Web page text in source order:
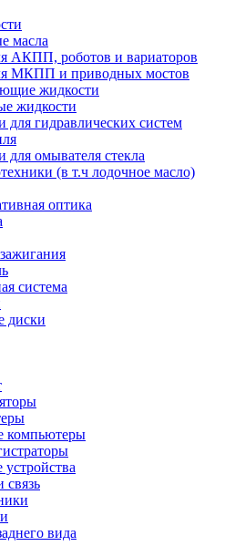
масла
АКПП, роботов и вариаторов
МКПП и приводных мостов
жидкости
жидкости
для гидравлических систем
для омывателя стекла
(в т.ч лодочное масло)
оптика
система
диски
компьютеры
устройства
вида